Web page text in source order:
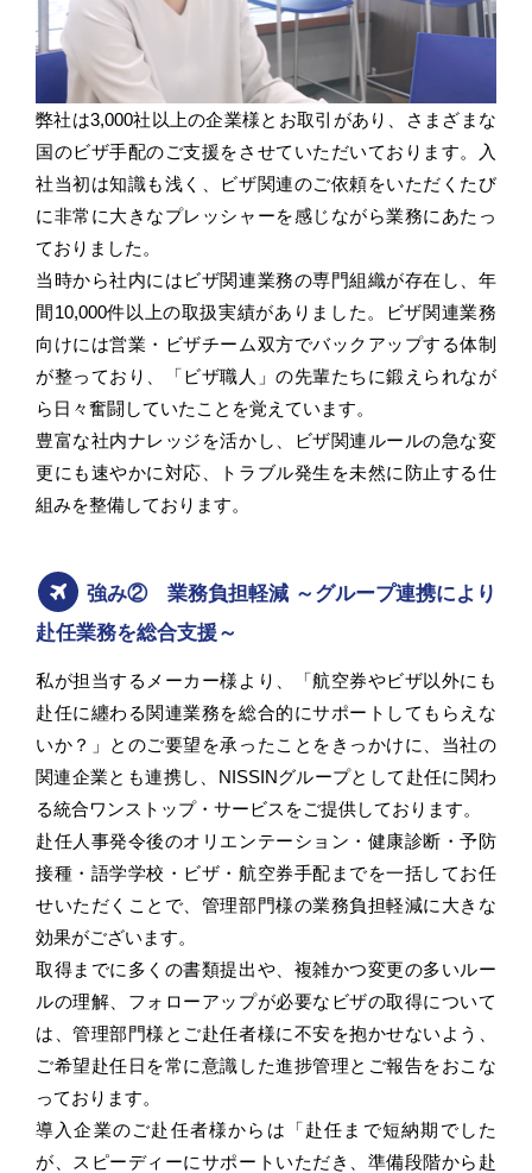
弊社は3,000社以上の企業様とお取引があり、さまざまな
国のビザ手配のご支援をさせていただいております。入
社当初は知識も浅く、ビザ関連のご依頼をいただくたび
に非常に大きなプレッシャーを感じながら業務にあたっ
ておりました。
当時から社内にはビザ関連業務の専門組織が存在し、年
間10,000件以上の取扱実績がありました。ビザ関連業務
向けには営業・ビザチーム双方でバックアップする体制
が整っており、「ビザ職人」の先輩たちに鍛えられなが
ら日々奮闘していたことを覚えています。
豊富な社内ナレッジを活かし、ビザ関連ルールの急な変
更にも速やかに対応、トラブル発生を未然に防止する仕
組みを整備しております。
強み② 業務負担軽減 ～グループ連携により
赴任業務を総合支援～
私が担当するメーカー様より、「航空券やビザ以外にも
赴任に纏わる関連業務を総合的にサポートしてもらえな
いか？」とのご要望を承ったことをきっかけに、当社の
関連企業とも連携し、NISSINグループとして赴任に関わ
る統合ワンストップ・サービスをご提供しております。
赴任人事発令後のオリエンテーション・健康診断・予防
接種・語学学校・ビザ・航空券手配までを一括してお任
せいただくことで、管理部門様の業務負担軽減に大きな
効果がございます。
取得までに多くの書類提出や、複雑かつ変更の多いルー
ルの理解、フォローアップが必要なビザの取得について
は、管理部門様とご赴任者様に不安を抱かせないよう、
ご希望赴任日を常に意識した進捗管理とご報告をおこな
っております。
導入企業のご赴任者様からは「赴任まで短納期でした
が、スピーディーにサポートいただき、準備段階から赴